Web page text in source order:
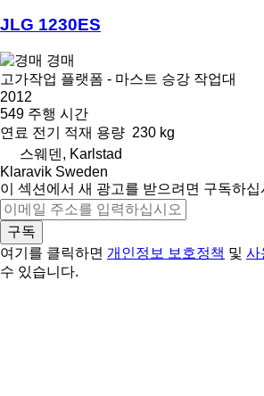
JLG 1230ES
경매
고가작업 플랫폼 - 마스트 승강 작업대
2012
549 주행 시간
연료 전기 적재 용량 230 kg
스웨덴, Karlstad
Klaravik Sweden
이 섹션에서 새 광고를 받으려면 구독하십
구독
여기를 클릭하면 개인정보 보호정책 및 사
수 있습니다.